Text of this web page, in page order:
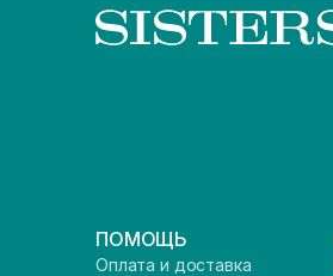
ПОМОЩЬ
Оплата и доставка